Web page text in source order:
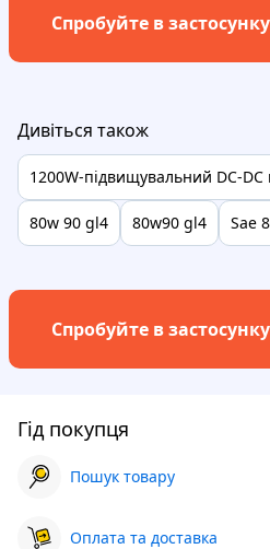
Спробуйте в застосунку
Дивіться також
1200W-підвищувальний DC-DC
80w 90 gl4 80w90 gl4 Sae
Спробуйте в застосунку
Гід покупця
Пошук товару
Оплата та доставка